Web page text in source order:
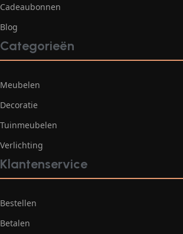
Cadeaubonnen
Blog
Categorieën
Meubelen
Decoratie
Tuinmeubelen
Verlichting
Klantenservice
Bestellen
Betalen